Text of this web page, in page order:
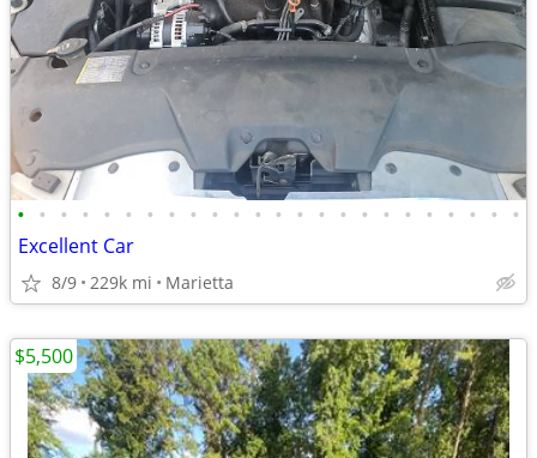
• • • • • • • • • • • • • • • • • • • • • • • •
Excellent Car
8/9 229k mi Marietta
$5,500